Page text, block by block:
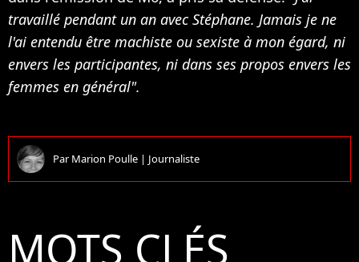
travaillé pendant un an avec Stéphane. Jamais je ne
l'ai entendu être machiste ou sexiste à mon égard, ni
envers les participantes, ni dans ses propos envers les
femmes en général".
ParMarion Poulle | Journaliste
MOTS CLÉS